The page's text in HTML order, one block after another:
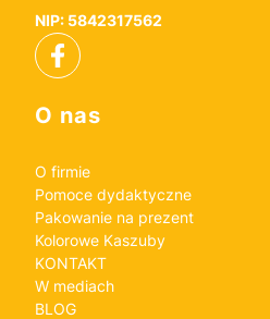
NIP: 5842317562
Linki w stopce
O nas
O firmie
Pomoce dydaktyczne
Pakowanie na prezent
Kolorowe Kaszuby
KONTAKT
W mediach
BLOG